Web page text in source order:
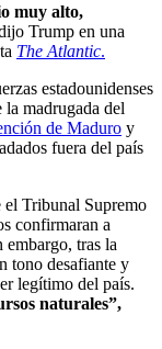
muy alto,
Trump en una
The Atlantic.
estadounidenses
la madrugada del
de Maduro y
fuera del país
el Tribunal Supremo
confirmaran a
tras la
tono desafiante y
legítimo del país.
naturales”,